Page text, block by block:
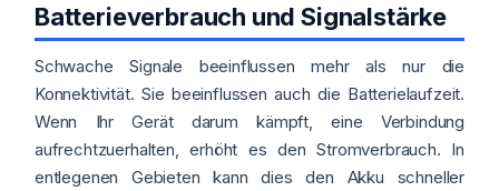
Batterieverbrauch und Signalstärke
Schwache Signale beeinflussen mehr als nur die
Konnektivität. Sie beeinflussen auch die Batterielaufzeit.
Wenn Ihr Gerät darum kämpft, eine Verbindung
aufrechtzuerhalten, erhöht es den Stromverbrauch. In
entlegenen Gebieten kann dies den Akku schneller